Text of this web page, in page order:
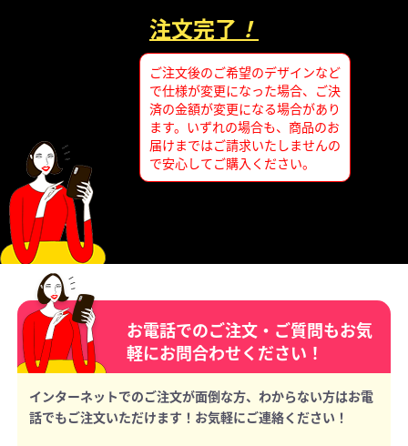
注文完了 ！
ご注文後のご希望のデザインなど
で仕様が変更になった場合、ご決
済の金額が変更になる場合があり
ます。いずれの場合も、商品のお
届けまではご請求いたしませんの
で安心してご購入ください。
お電話でのご注文・ご質問もお気
軽にお問合わせください！
インターネットでのご注文が面倒な方、わからない方はお電
話でもご注文いただけます！お気軽にご連絡ください！